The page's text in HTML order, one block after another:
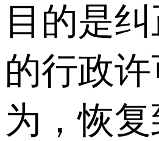
目的是
的行政
为，恢